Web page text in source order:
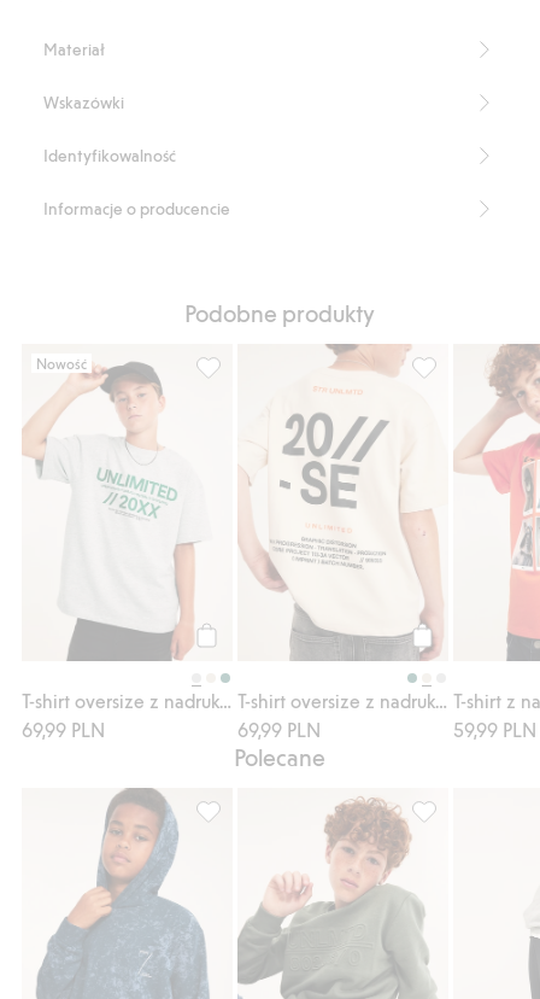
Numer artykułu
Materiał
Wskazówki
Identyfikowalność
Informacje o producencie
Podobne produkty
Nowość
69,99 PLN
T-shirt oversize z nadrukiem tekstowym,
Kup
69,99 PLN
T-shirt
59,99 PLN
Polecane
Bluza z kapturem, we wzory, Dodaj do
Bluza z